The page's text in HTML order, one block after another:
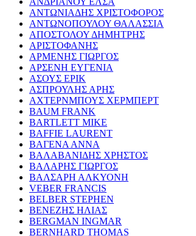
ΑΝΤΩΝΙΑΔΗΣ ΧΡΙΣΤΟΦΟΡΟΣ
ΑΝΤΩΝΟΠΟΥΛΟΥ ΘΑΛΑΣΣΙΑ
ΑΠΟΣΤΟΛΟΥ ΔΗΜΗΤΡΗΣ
ΑΡΙΣΤΟΦΑΝΗΣ
ΑΡΜΕΝΗΣ ΓΙΩΡΓΟΣ
ΑΡΣΕΝΗ ΕΥΓΕΝΙΑ
ΑΣΟΥΣ ΕΡΙΚ
ΑΣΠΡΟΥΛΗΣ ΑΡΗΣ
ΑΧΤΕΡΝΜΠΟΥΣ ΧΕΡΜΠΕΡΤ
BAUM FRANK
BARTLETT MIKE
BAFFIE LAURENT
ΒΑΓΕΝΑ ΑΝΝΑ
ΒΑΛΑΒΑΝΙΔΗΣ ΧΡΗΣΤΟΣ
ΒΑΛΑΡΗΣ ΓΙΩΡΓΟΣ
ΒΑΛΣΑΡΗ ΑΛΚΥΟΝΗ
VEBER FRANCIS
BELBER STEPHEN
ΒΕΝΕΖΗΣ ΗΛΙΑΣ
BERGMAN INGMAR
BERNHARD THOMAS